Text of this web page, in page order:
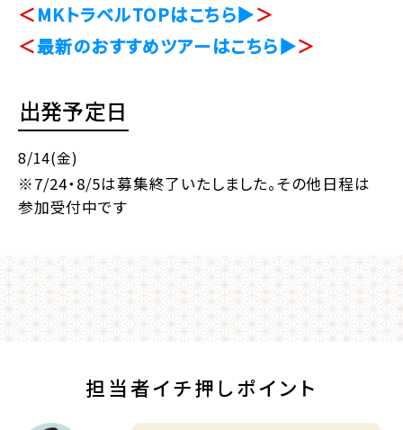
＜MKトラベルTOPはこちら▶＞
＜最新のおすすめツアーはこちら▶＞
出発予定日
8/14(金)
※7/24・8/5は募集終了いたしました。その他日程は
参加受付中です
担当者イチ押しポイント